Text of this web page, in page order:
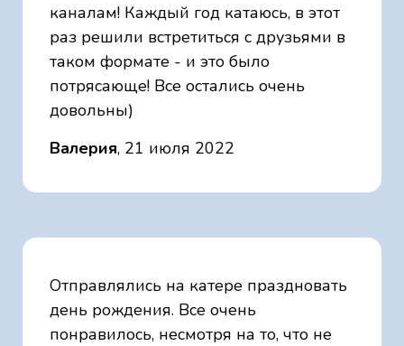
каналам! Каждый год катаюсь, в этот
раз решили встретиться с друзьями в
таком формате - и это было
потрясающе! Все остались очень
довольны)
Валерия, 21 июля 2022
Отправлялись на катере праздновать
день рождения. Все очень
понравилось, несмотря на то, что не